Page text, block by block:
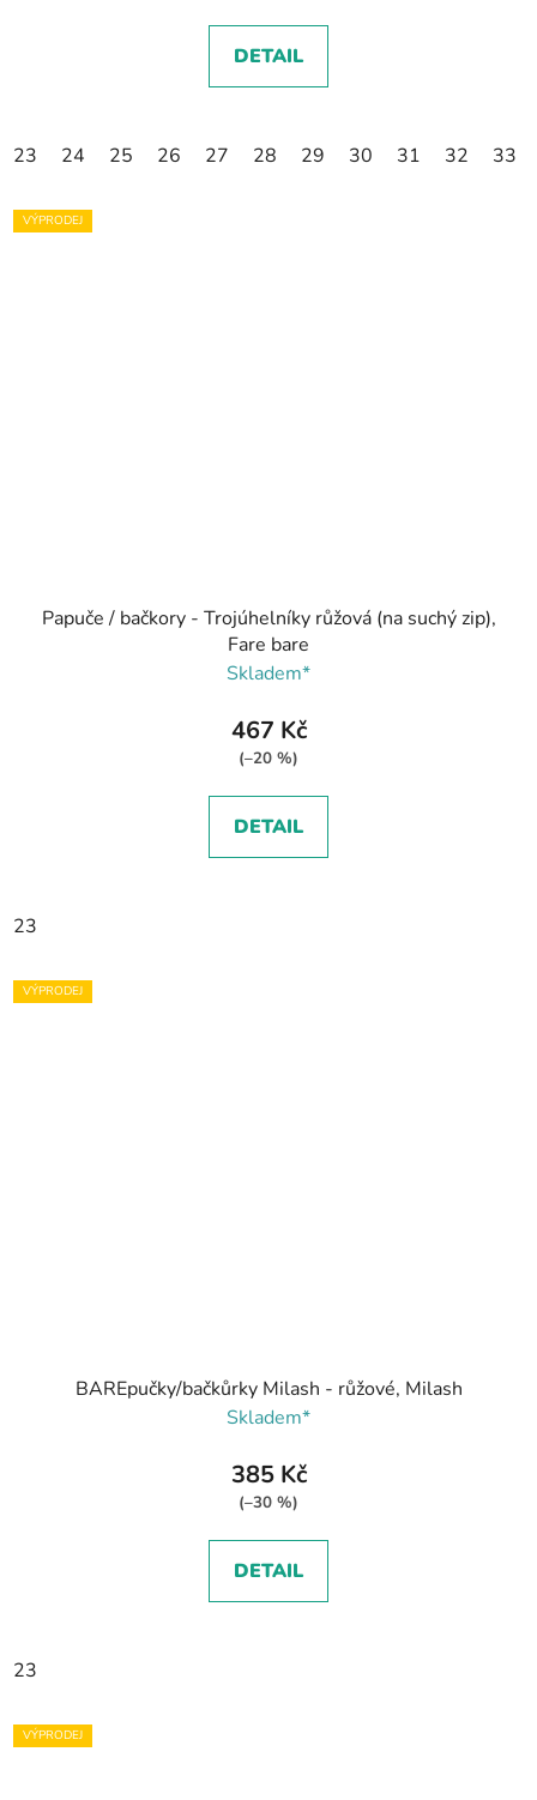
DETAIL
23 24 25 26 27 28 29 30 31 32 33
VÝPRODEJ
Papuče / bačkory - Trojúhelníky růžová (na suchý zip),
Fare bare
Skladem*
467 Kč
(–20 %)
DETAIL
23
VÝPRODEJ
BAREpučky/bačkůrky Milash - růžové, Milash
Skladem*
385 Kč
(–30 %)
DETAIL
23
VÝPRODEJ